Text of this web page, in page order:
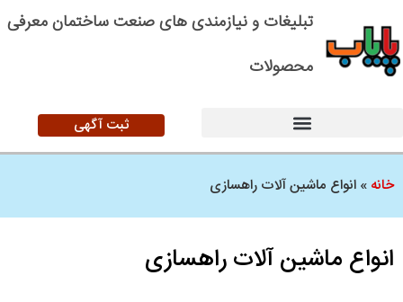
تبلیغات و نیازمندی های صنعت ساختمان معرفی
محصولات
ثبت آگهی
خانه » انواع ماشین آلات راهسازی
انواع ماشین آلات راهسازی